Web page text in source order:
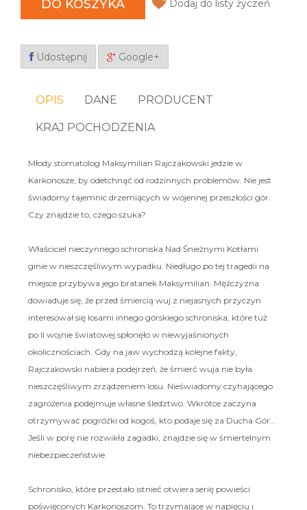
DO KOSZYKA Dodaj do listy życzeń
Udostępnij Google+
OPIS DANE PRODUCENT
KRAJ POCHODZENIA
Młody stomatolog Maksymilian Rajczakowski jedzie w
Karkonosze, by odetchnąć od rodzinnych problemów. Nie jest
świadomy tajemnic drzemiących w wojennej przeszłości gór.
Czy znajdzie to, czego szuka?
Właściciel nieczynnego schroniska Nad Śnieżnymi Kotłami
ginie w nieszczęśliwym wypadku. Niedługo po tej tragedii na
miejsce przybywa jego bratanek Maksymilian. Mężczyzna
dowiaduje się, że przed śmiercią wuj z niejasnych przyczyn
interesował się losami innego górskiego schroniska, które tuż
po II wojnie światowej spłonęło w niewyjaśnionych
okolicznościach. Gdy na jaw wychodzą kolejne fakty,
Rajczakowski nabiera podejrzeń, że śmierć wuja nie była
nieszczęśliwym zrządzeniem losu. Nieświadomy czyhającego
zagrożenia podejmuje własne śledztwo. Wkrótce zaczyna
otrzymywać pogróżki od kogoś, kto podaje się za Ducha Gór…
Jeśli w porę nie rozwikła zagadki, znajdzie się w śmiertelnym
niebezpieczeństwie.
Schronisko, które przestało istnieć otwiera serię powieści
poświęconych Karkonoszom. To trzymające w napięciu i